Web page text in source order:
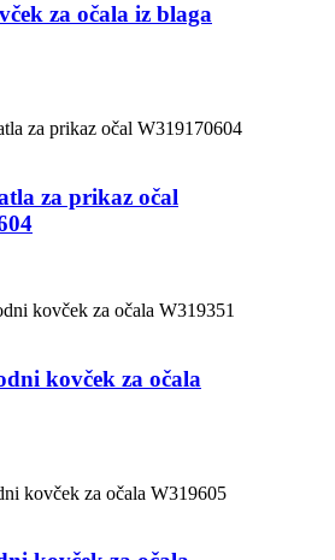
za očala iz blaga
za prikaz očal
kovček za očala